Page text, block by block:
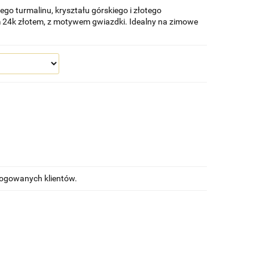
turmalinu, kryształu górskiego i złotego
złotem, z motywem gwiazdki. Idealny na zimowe
klientów.